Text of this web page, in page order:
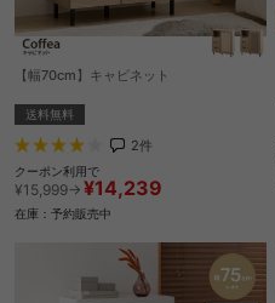
【幅70cm】キャビネット
送料無料
2件
クーポン利用で
¥15,999→ ¥14,239
在庫：予約販売中